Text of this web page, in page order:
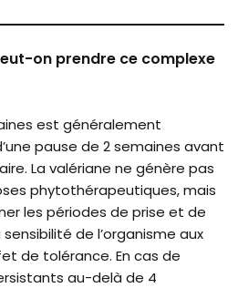
on prendre ce complexe
est généralement
pause de 2 semaines avant
La valériane ne génère pas
phytothérapeutiques, mais
les périodes de prise et de
de l’organisme aux
de tolérance. En cas de
au-delà de 4